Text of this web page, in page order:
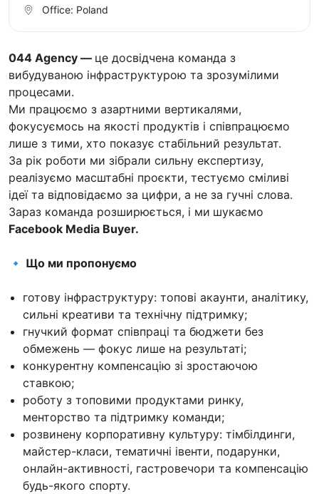
044 Agency — це досвідчена команда з
вибудуваною інфраструктурою та зрозумілими
процесами.
Ми працюємо з азартними вертикалями,
фокусуємось на якості продуктів і співпрацюємо
лише з тими, хто показує стабільний результат.
За рік роботи ми зібрали сильну експертизу,
реалізуємо масштабні проєкти, тестуємо сміливі
ідеї та відповідаємо за цифри, а не за гучні слова.
Зараз команда розширюється, і ми шукаємо
Facebook Media Buyer.
🔹 Що ми пропонуємо
готову інфраструктуру: топові акаунти, аналітику,
сильні креативи та технічну підтримку;
гнучкий формат співпраці та бюджети без
обмежень — фокус лише на результаті;
конкурентну компенсацію зі зростаючою
ставкою;
роботу з топовими продуктами ринку,
менторство та підтримку команди;
розвинену корпоративну культуру: тімбілдинги,
майстер-класи, тематичні івенти, подарунки,
онлайн-активності, гастровечори та компенсацію
будь-якого спорту.
Office: Poland